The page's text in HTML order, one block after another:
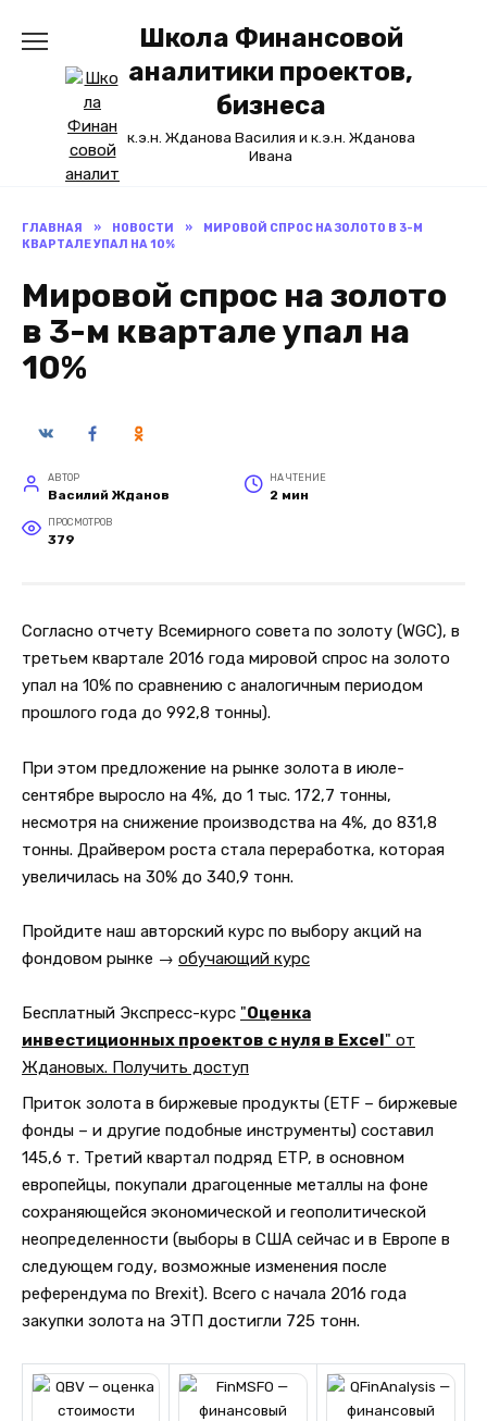
Школа Финансовой
аналитики проектов,
бизнеса
к.э.н. Жданова Василия и к.э.н. Жданова
Ивана
ГЛАВНАЯ » НОВОСТИ »
МИРОВОЙ СПРОС НА ЗОЛОТО В 3-М
КВАРТАЛЕ УПАЛ НА 10%
Мировой спрос на золото
в 3-м квартале упал на
10%
АВТОР
Василий Жданов
НА ЧТЕНИЕ
2 мин
ПРОСМОТРОВ
379
Согласно отчету Всемирного совета по золоту (WGC), в
третьем квартале 2016 года мировой спрос на золото
упал на 10% по сравнению с аналогичным периодом
прошлого года до 992,8 тонны).
При этом предложение на рынке золота в июле-
сентябре выросло на 4%, до 1 тыс. 172,7 тонны,
несмотря на снижение производства на 4%, до 831,8
тонны. Драйвером роста стала переработка, которая
увеличилась на 30% до 340,9 тонн.
Пройдите наш авторский курс по выбору акций на
фондовом рынке → обучающий курс
Бесплатный Экспресс-курс "Оценка
инвестиционных проектов с нуля в Excel" от
Ждановых. Получить доступ
Приток золота в биржевые продукты (ETF – биржевые
фонды – и другие подобные инструменты) составил
145,6 т. Третий квартал подряд ETP, в основном
европейцы, покупали драгоценные металлы на фоне
сохраняющейся экономической и геополитической
неопределенности (выборы в США сейчас и в Европе в
следующем году, возможные изменения после
референдума по Brexit). Всего с начала 2016 года
закупки золота на ЭТП достигли 725 тонн.